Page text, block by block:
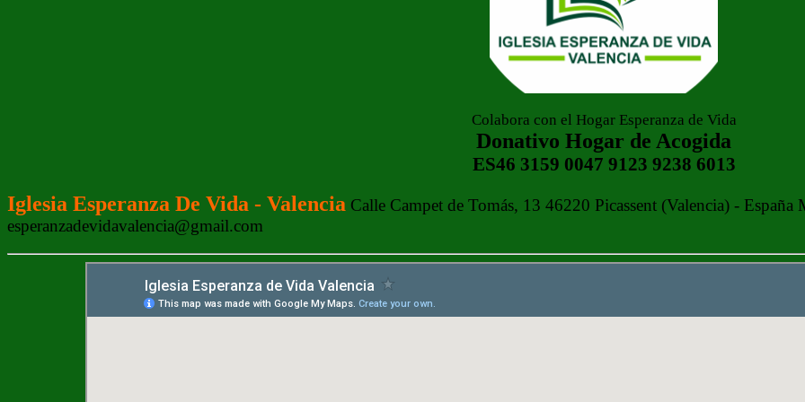
Colabora con el Hogar Esperanza de Vida
Donativo Hogar de Acogida
ES46 3159 0047 9123 9238 6013
Iglesia Esperanza De Vida - Valencia Calle Campet de Tomás, 13 46220 Picassent (Valencia) -
esperanzadevidavalencia@gmail.com